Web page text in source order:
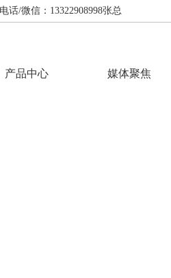
/微信：13322908998张总
产品中心 媒体聚焦